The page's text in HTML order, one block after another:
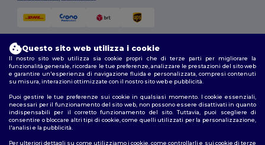
2026. Tutti i diritti riservati
Termini e Condizioni|Politica di personalizzazione|Informativa sulla
Seguici
Questo sito web utilizza i cookie
Il nostro sito web utilizza sia cookie propri che di terze parti per migliorare la
funzionalità generale, ricordare le tue preferenze, analizzare le prestazioni del sito web
e garantire un'esperienza di navigazione fluida e personalizzata, compresi contenuti
su misura, interazioni ottimizzate con il nostro sito web e pubblicità.
Puoi gestire le tue preferenze sui cookie in qualsiasi momento. I cookie essenziali,
necessari per il funzionamento del sito web, non possono essere disattivati in quanto
indispensabili per il corretto funzionamento del sito. Tuttavia, puoi scegliere di
consentire o bloccare altri tipi di cookie, come quelli utilizzati per la personalizzazione,
l'analisi e la pubblicità.
Per ulteriori dettagli su come utilizziamo i cookie, come controllarli e sui cookie di terze